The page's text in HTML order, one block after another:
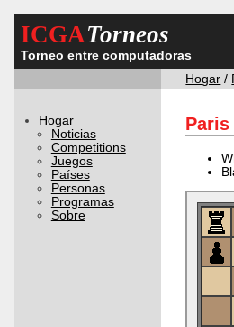
ICGATorneos
Torneo entre computadoras
Hogar /
Hogar
Noticias
Competitions
Juegos
Países
Personas
Programas
Sobre
Paris